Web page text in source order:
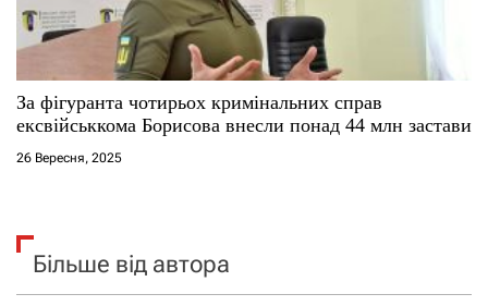
За фігуранта чотирьох кримінальних справ
ексвійськкома Борисова внесли понад 44 млн застави
26 Вересня, 2025
Більше від автора